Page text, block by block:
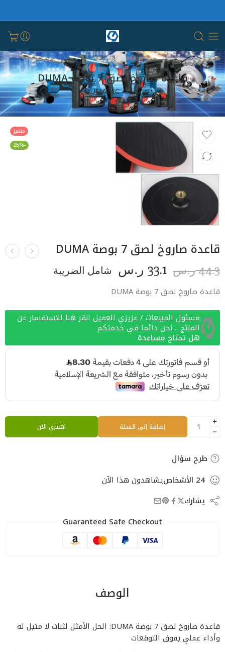
قاعدة صاروخ لصق 7 بوصة DUMA
بيت DUMATEC
متميز
-25%
قاعدة صاروخ لصق 7 بوصة DUMA
44.3 ر.س 33.1 ر.س شامل الضريبة
قاعدة صاروخ لصق 7 بوصة DUMA
مسئول المبيعات / عزيزي العميل انقر هنا للاستفسار عن
المنتج .. نحن دائما في خدمتكم
هل تحتاج مساعدة
إضافة إلى السلة اشتري الآن
طرح سؤال
24 الأشخاصيشاهدون هذا الآن
يشارك
Guaranteed Safe Checkout
الوصف
قاعدة صاروخ لصق 7 بوصة DUMA: الحل الأمثل لثبات لا مثيل له
وأداء عملي يفوق التوقعات